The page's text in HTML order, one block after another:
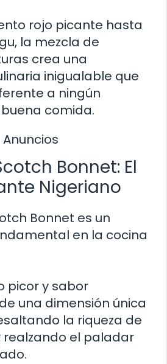
rojo picante hasta
la mezcla de
crea una
inigualable que
a ningún
comida.
Anuncios
Bonnet: El
Nigeriano
Bonnet es un
en la cocina
picor y sabor
una dimensión única
la riqueza de
realzando el paladar